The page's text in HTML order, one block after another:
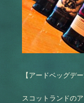
【アードベッグデー
スコットランドの